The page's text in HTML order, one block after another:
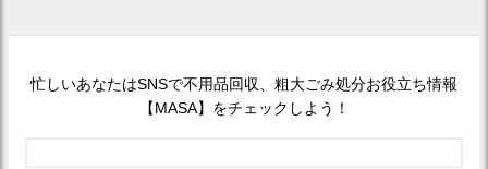
忙しいあなたはSNSで不用品回収、粗大ごみ処分お役立ち情報
【MASA】をチェックしよう！